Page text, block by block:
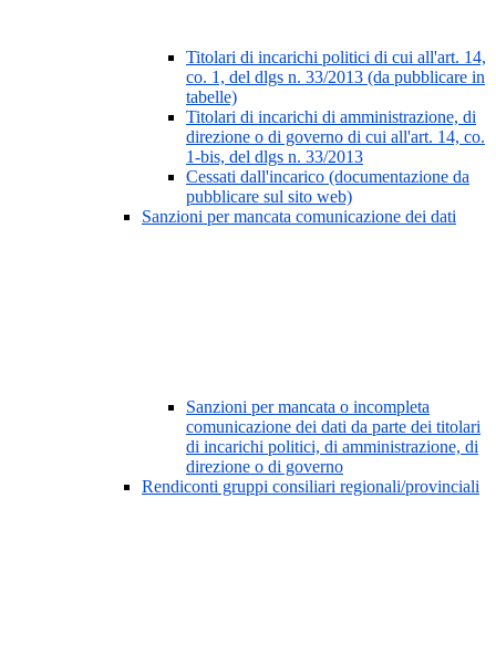
Titolari di incarichi politici di cui all'art. 14,
co. 1, del dlgs n. 33/2013 (da pubblicare in
tabelle)
Titolari di incarichi di amministrazione, di
direzione o di governo di cui all'art. 14, co.
1-bis, del dlgs n. 33/2013
Cessati dall'incarico (documentazione da
pubblicare sul sito web)
Sanzioni per mancata comunicazione dei dati
Sanzioni per mancata o incompleta
comunicazione dei dati da parte dei titolari
di incarichi politici, di amministrazione, di
direzione o di governo
Rendiconti gruppi consiliari regionali/provinciali